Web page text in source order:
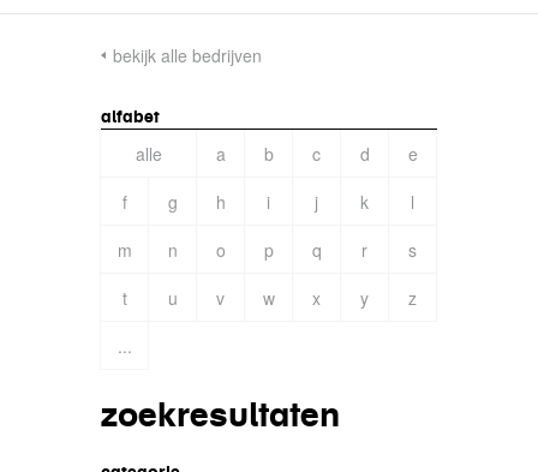
bekijk alle bedrijven
alfabet
alle a b c d
e
f
g h i j k
l
m
n o p q r
s
t
u v w x y
z
...
zoekresultaten